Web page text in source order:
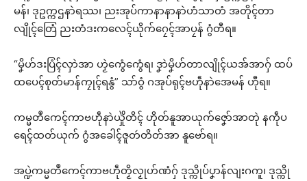
မန်၊ ဒုဥက္ကဌနာဲရဿ၊ ညးအုပ်ကာနာနာနာဲဟံသာတံ အတိုၚ်တာ
လျိုၚ်တြေံ ညးတံဒးကလေၚ်ယိုက်ဂၠေၚ်အာပၠန် ဂွံတီရ။
“မၞိဟ်ဒးပြံၚ်လှာဲအာ ဟၟဲကွေံကွေံရ၊ ဒၞာဲမၞိဟ်တာလျိုၚ်ယအ်အာဂှ် ထပ်
ထပေၚ်စုတ်မာန်ကၠုၚ်ရနွံ” သာ်ဝွံ ဂအုပ်ရုၚ်ဗဟဵုနာဲအေမန် ဟီုရ။
ကမ္မတဳကေၚ်ကာဗဟဵုနာဲယှိုဲတိၚ် ဟိုတ်နူအာယုက်ဇၞော်အာတုဲ နကဵုပ
ရေၚ်ထတ်ယုက် ဂွံအခေါၚ်ဇူတဴတိတ်အာ နူဗော်ရ။
အပ္ဍဲကမ္မတဳကေၚ်ကာဗဟဵုတၟိလၟုဟ်ဏံဂှ် ဒုသ္ကိုပ်ပၞာန်လျးဂကူ၊ ဒုသ္ကို